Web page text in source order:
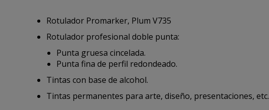
Rotulador Promarker, Plum V735
Rotulador profesional doble punta:
Punta gruesa cincelada.
Punta fina de perfil redondeado.
Tintas con base de alcohol.
Tintas permanentes para arte, diseño, presentaciones, etc.